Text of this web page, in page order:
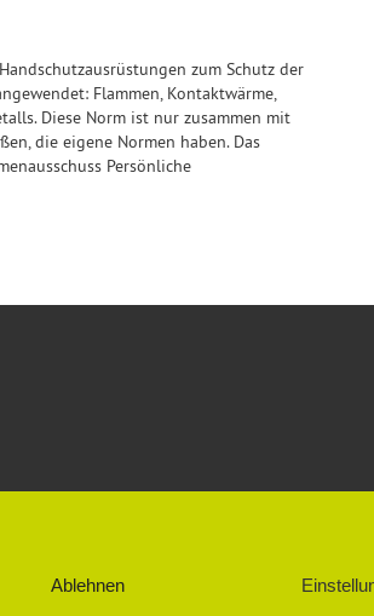
Ablehnen
zum Schutz der
Flammen, Kontaktwärme,
Diese Norm ist nur zusammen mit
die eigene Normen haben. Das
Persönliche